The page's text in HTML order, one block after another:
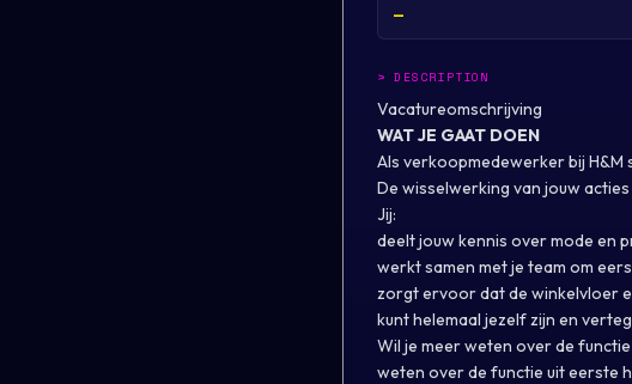
—
>DESCRIPTION
Vacatureomschrijving
WAT JE GAAT DOEN
Als verkoopmedewerker bij
De wisselwerking van jouw
Jij:
deelt jouw kennis over mode en
werkt samen met je team om
zorgt ervoor dat de winkelvloer
kunt helemaal jezelf zijn en
Wil je meer weten over de
weten over de functie uit eerste